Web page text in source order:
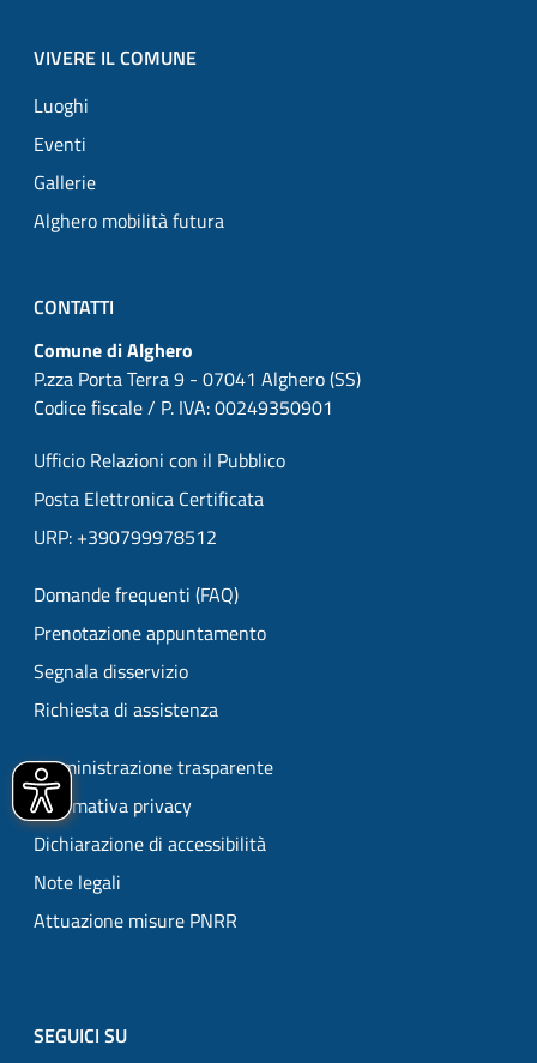
VIVERE IL COMUNE
Luoghi
Eventi
Gallerie
Alghero mobilità futura
CONTATTI
Comune di Alghero
P.zza Porta Terra 9 - 07041 Alghero (SS)
Codice fiscale / P. IVA: 00249350901
Ufficio Relazioni con il Pubblico
Posta Elettronica Certificata
URP: +390799978512
Domande frequenti (FAQ)
Prenotazione appuntamento
Segnala disservizio
Richiesta di assistenza
Amministrazione trasparente
Informativa privacy
Dichiarazione di accessibilità
Note legali
Attuazione misure PNRR
SEGUICI SU